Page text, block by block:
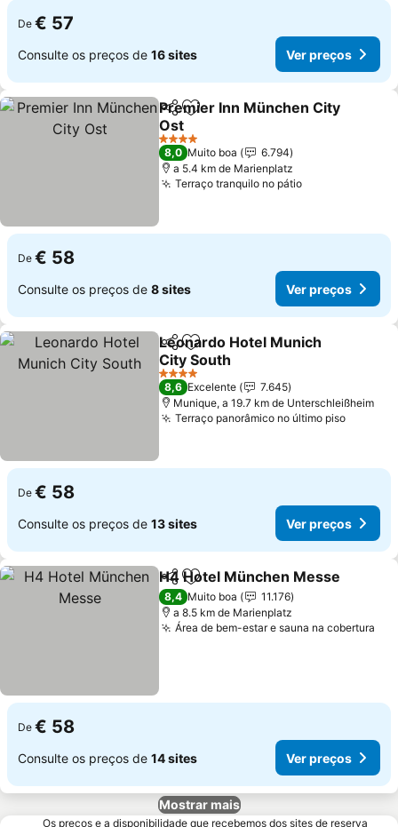
De € 57
Consulte os preços de 16 sites Ver preços
PartilharAdicionar aos favoritos
Premier Inn München City
Ost
4 Estrelas
8,0 Muito boa
6.794
a 5.4 km de Marienplatz
Terraço tranquilo no pátio
De € 58
Consulte os preços de 8 sites Ver preços
PartilharAdicionar aos favoritos
Leonardo Hotel Munich
City South
4 Estrelas
8,6 Excelente
7.645
Munique, a 19.7 km de Unterschleißheim
Terraço panorâmico no último piso
De € 58
Consulte os preços de 13 sites Ver preços
PartilharAdicionar aos favoritos
H4 Hotel München Messe
8,4 Muito boa
11.176
a 8.5 km de Marienplatz
Área de bem-estar e sauna na cobertura
De € 58
Consulte os preços de 14 sites Ver preços
Mostrar mais
Os preços e a disponibilidade que recebemos dos sites de reserva